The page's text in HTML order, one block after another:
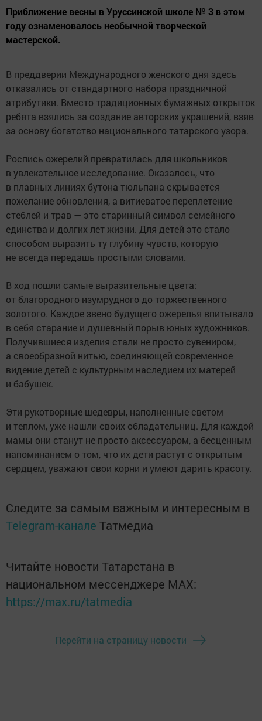
Приближение весны в Уруссинской школе № 3 в этом
году ознаменовалось необычной творческой
мастерской.
В преддверии Международного женского дня здесь
отказались от стандартного набора праздничной
атрибутики. Вместо традиционных бумажных открыток
ребята взялись за создание авторских украшений, взяв
за основу богатство национального татарского узора.
Роспись ожерелий превратилась для школьников
в увлекательное исследование. Оказалось, что
в плавных линиях бутона тюльпана скрывается
пожелание обновления, а витиеватое переплетение
стеблей и трав — это старинный символ семейного
единства и долгих лет жизни. Для детей это стало
способом выразить ту глубину чувств, которую
не всегда передашь простыми словами.
В ход пошли самые выразительные цвета:
от благородного изумрудного до торжественного
золотого. Каждое звено будущего ожерелья впитывало
в себя старание и душевный порыв юных художников.
Получившиеся изделия стали не просто сувениром,
а своеобразной нитью, соединяющей современное
видение детей с культурным наследием их матерей
и бабушек.
Эти рукотворные шедевры, наполненные светом
и теплом, уже нашли своих обладательниц. Для каждой
мамы они станут не просто аксессуаром, а бесценным
напоминанием о том, что их дети растут с открытым
сердцем, уважают свои корни и умеют дарить красоту.
Следите за самым важным и интересным в
Telegram-канале Татмедиа
Читайте новости Татарстана в
национальном мессенджере MАХ:
https://max.ru/tatmedia
Перейти на страницу новости